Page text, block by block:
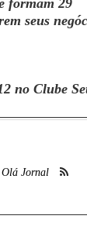
formam 29
seus
no Clube
Jornal